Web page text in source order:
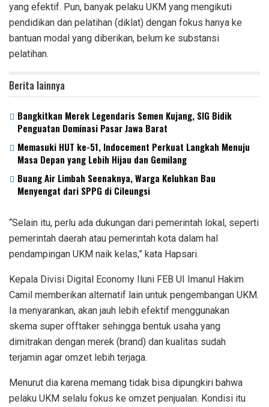
yang efektif. Pun, banyak pelaku UKM yang mengikuti
pendidikan dan pelatihan (diklat) dengan fokus hanya ke
bantuan modal yang diberikan, belum ke substansi
pelatihan.
Berita lainnya
‎Bangkitkan Merek Legendaris Semen Kujang, SIG Bidik
Penguatan Dominasi Pasar Jawa Barat
Memasuki HUT ke-51, Indocement Perkuat Langkah Menuju
Masa Depan yang Lebih Hijau dan Gemilang
‎Buang Air Limbah Seenaknya, Warga Keluhkan Bau
Menyengat dari SPPG di Cileungsi
“Selain itu, perlu ada dukungan dari pemerintah lokal, seperti
pemerintah daerah atau pemerintah kota dalam hal
pendampingan UKM naik kelas,” kata Hapsari.
Kepala Divisi Digital Economy Iluni FEB UI Imanul Hakim
Camil memberikan alternatif lain untuk pengembangan UKM.
Ia menyarankan, akan jauh lebih efektif menggunakan
skema super offtaker sehingga bentuk usaha yang
dimitrakan dengan merek (brand) dan kualitas sudah
terjamin agar omzet lebih terjaga.
Menurut dia karena memang tidak bisa dipungkiri bahwa
pelaku UKM selalu fokus ke omzet penjualan. Kondisi itu